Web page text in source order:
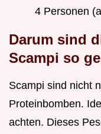
4 Personen
Darum sind
Scampi so
Scampi sind nicht
Proteinbomben.
achten. Dieses